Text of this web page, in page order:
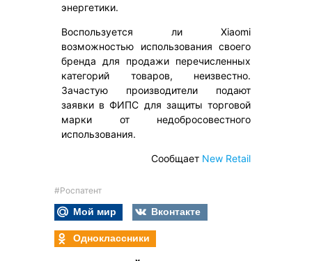
энергетики.
Воспользуется ли Xiaomi
возможностью использования своего
бренда для продажи перечисленных
категорий товаров, неизвестно.
Зачастую производители подают
заявки в ФИПС для защиты торговой
марки от недобросовестного
использования.
Сообщает New Retail
#Роспатент
Мой мир
Вконтакте
Одноклассники